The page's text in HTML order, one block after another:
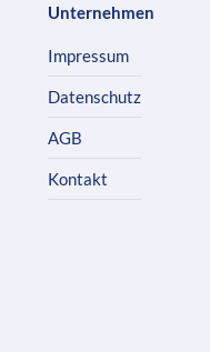
Unternehmen
Impressum
Datenschutz
AGB
Kontakt